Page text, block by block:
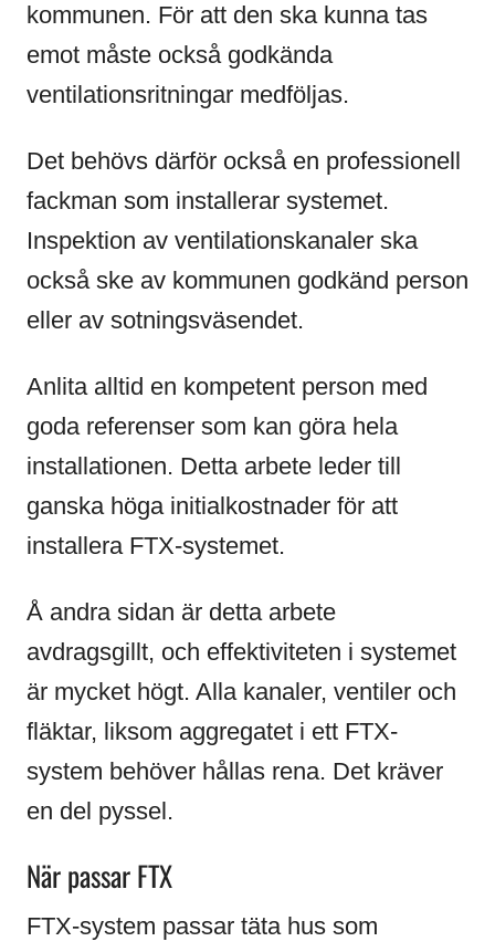
kommunen. För att den ska kunna tas
emot måste också godkända
ventilationsritningar medföljas.
Det behövs därför också en professionell
fackman som installerar systemet.
Inspektion av ventilationskanaler ska
också ske av kommunen godkänd person
eller av sotningsväsendet.
Anlita alltid en kompetent person med
goda referenser som kan göra hela
installationen. Detta arbete leder till
ganska höga initialkostnader för att
installera FTX-systemet.
Å andra sidan är detta arbete
avdragsgillt, och effektiviteten i systemet
är mycket högt. Alla kanaler, ventiler och
fläktar, liksom aggregatet i ett FTX-
system behöver hållas rena. Det kräver
en del pyssel.
När passar FTX
FTX-system passar täta hus som